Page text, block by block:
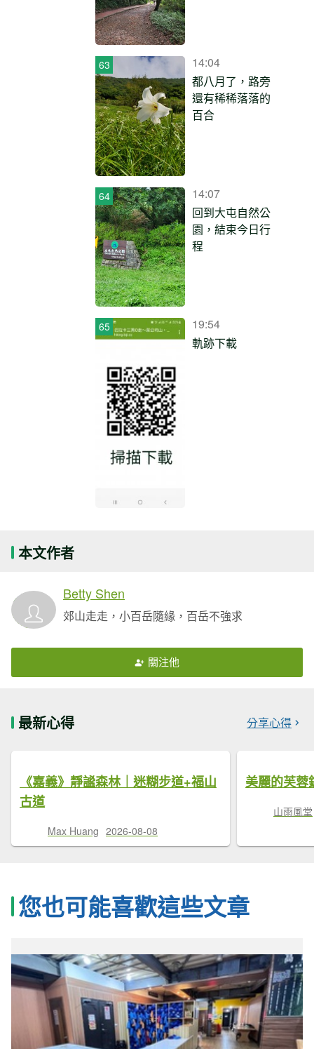
14:04
都八月了，路旁
還有稀稀落落的
百合
14:07
回到大屯自然公
園，結束今日行
程
19:54
軌跡下載
本文作者
Betty Shen
郊山走走，小百岳隨緣，百岳不強求
關注他
最新心得 分享心得
《嘉義》靜謐森林｜迷糊步道+福山
古道
Max Huang 2026-08-08
美麗的芙蓉
山雨風堂
您也可能喜歡這些文章